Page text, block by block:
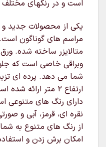
است و در رنگهای
یکی از محصولات جدید و
مراسم های گوناگون
متالایزر ساخته شده.
وبراقی خاصی است که
ارتفاع ۲ متر
دارای رنگ های متنوعی
نقره ای، قرمز، آبی و
از رنگ های متنوع به
امکان برش زدن و